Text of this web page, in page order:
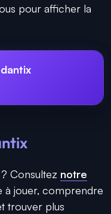
pour afficher la
Consultez notre
à jouer, comprendre
trouver plus